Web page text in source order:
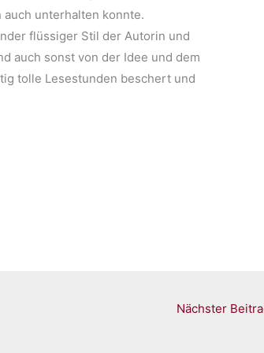
unterhalten konnte.
flüssiger Stil der Autorin und
auch sonst von der Idee und dem
tolle Lesestunden beschert und
Nächster